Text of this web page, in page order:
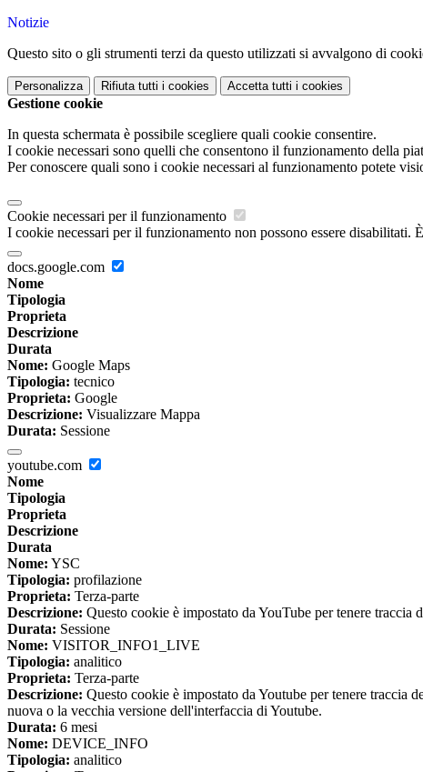
Notizie
Questo sito o gli strumenti terzi da questo utilizzati si avvalgono di
Personalizza Rifiuta tutti i cookies Accetta tutti i cookies
Gestione cookie
In questa schermata è possibile scegliere quali cookie consentire.
I cookie necessari sono quelli che consentono il funzionamento della
Per conoscere quali sono i cookie necessari al funzionamento potete
Cookie necessari per il funzionamento
I cookie necessari per il funzionamento non possono essere
docs.google.com
Nome
Tipologia
Proprieta
Descrizione
Durata
Nome: Google Maps
Tipologia: tecnico
Proprieta: Google
Descrizione: Visualizzare Mappa
Durata: Sessione
youtube.com
Nome
Tipologia
Proprieta
Descrizione
Durata
Nome: YSC
Tipologia: profilazione
Proprieta: Terza-parte
Descrizione: Questo cookie è impostato da YouTube per tenere
Durata: Sessione
Nome: VISITOR_INFO1_LIVE
Tipologia: analitico
Proprieta: Terza-parte
Descrizione: Questo cookie è impostato da Youtube per tenere traccia
nuova o la vecchia versione dell'interfaccia di Youtube.
Durata: 6 mesi
Nome: DEVICE_INFO
Tipologia: analitico